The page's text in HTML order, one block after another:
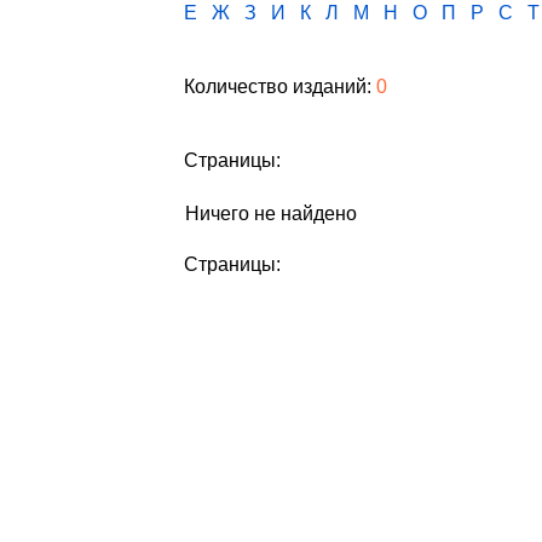
Е
Ж З И К Л М Н О П Р С Т
Количество изданий: 0
Страницы:
Ничего не найдено
Страницы: